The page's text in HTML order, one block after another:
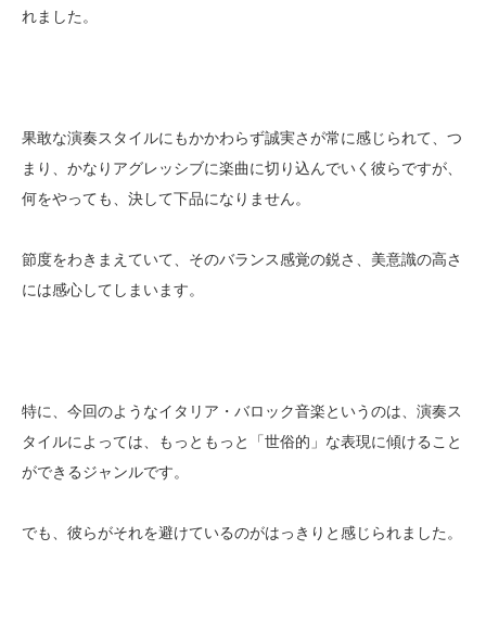
れました。
果敢な演奏スタイルにもかかわらず誠実さが常に感じられて、つ
まり、かなりアグレッシブに楽曲に切り込んでいく彼らですが、
何をやっても、決して下品になりません。
節度をわきまえていて、そのバランス感覚の鋭さ、美意識の高さ
には感心してしまいます。
特に、今回のようなイタリア・バロック音楽というのは、演奏ス
タイルによっては、もっともっと「世俗的」な表現に傾けること
ができるジャンルです。
でも、彼らがそれを避けているのがはっきりと感じられました。